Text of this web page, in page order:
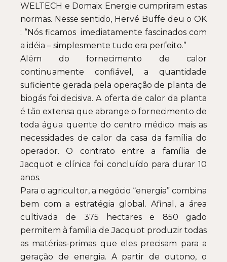
WELTECH e Domaix Energie cumpriram estas
normas. Nesse sentido, Hervé Buffe deu o OK
: “Nós ficamos imediatamente fascinados com
a idéia – simplesmente tudo era perfeito.”
Além do fornecimento de calor
continuamente confiável, a quantidade
suficiente gerada pela operação de planta de
biogás foi decisiva. A oferta de calor da planta
é tão extensa que abrange o fornecimento de
toda água quente do centro médico mais as
necessidades de calor da casa da família do
operador. O contrato entre a família de
Jacquot e clínica foi concluído para durar 10
anos.
Para o agricultor, a negócio “energia” combina
bem com a estratégia global. Afinal, a área
cultivada de 375 hectares e 850 gado
permitem à família de Jacquot produzir todas
as matérias-primas que eles precisam para a
geração de energia. A partir de outono, o